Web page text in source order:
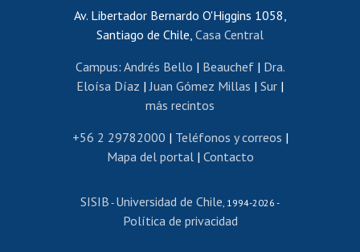
Certificado de renta
Certificado de renta honorarios
Editar páginas blancas
Extranjeras/os
Revalidación y reconocimiento de títulos
Postulación al Programa de Movilidad Estudiantil
Cursos de español
Av. Libertador Bernardo O'Higgins 1058,
Santiago de Chile, Casa Central
Campus: Andrés Bello | Beauchef| Dra.
Eloísa Díaz | Juan Gómez Millas | Sur |
más recintos
+56 2 29782000 | Teléfonos y correos |
Mapa del portal| Contacto
SISIB - Universidad de Chile , 1994-2026 -
Política de privacidad